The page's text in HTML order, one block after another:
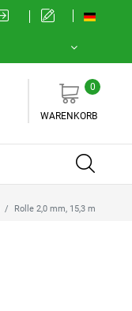
0
WARENKORB
Rolle 2,0 mm, 15,3 m